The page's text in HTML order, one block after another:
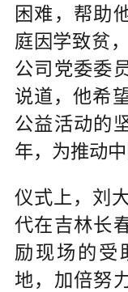
困难，帮助
庭因学致贫
公司党委委
说道，他希
公益活动的
年，为推动
仪式上，刘
代在吉林长
励现场的受
地，加倍努